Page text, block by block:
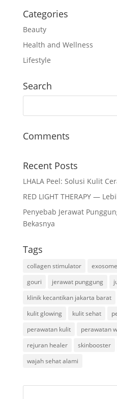
Categories
Beauty
Health and Wellness
Lifestyle
Search
Comments
Recent Posts
LHALA Peel: Solusi Kulit
RED LIGHT THERAPY —
Penyebab Jerawat
Bekasnya
Tags
collagen stimulator exosome
gouri
jerawat punggung
klinik kecantikan jakarta barat
kulit glowing
kulit sehat
perawatan kulit
perawatan
rejuran healer
skinbooster
wajah sehat alami